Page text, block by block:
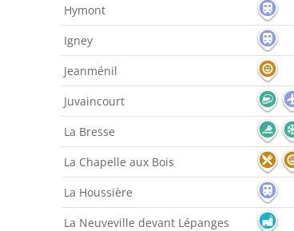
Hymont
Igney
Jeanménil
Juvaincourt
La Bresse
La Chapelle aux Bois
La Houssière
La Neuveville devant Lépanges